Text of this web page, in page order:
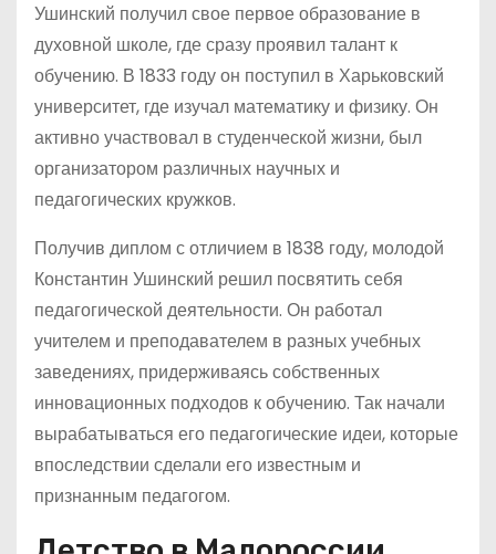
Ушинский получил свое первое образование в
духовной школе, где сразу проявил талант к
обучению. В 1833 году он поступил в Харьковский
университет, где изучал математику и физику. Он
активно участвовал в студенческой жизни, был
организатором различных научных и
педагогических кружков.
Получив диплом с отличием в 1838 году, молодой
Константин Ушинский решил посвятить себя
педагогической деятельности. Он работал
учителем и преподавателем в разных учебных
заведениях, придерживаясь собственных
инновационных подходов к обучению. Так начали
вырабатываться его педагогические идеи, которые
впоследствии сделали его известным и
признанным педагогом.